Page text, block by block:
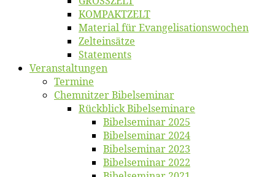
KOMPAKTZELT
Ma­te­ri­al für Evangelisationswochen
Zelt­ein­sät­ze
State­ments
Ver­an­stal­tun­gen
Ter­mi­ne
Chemnit­zer Bibelseminar
Rück­blick Bibelseminare
Bi­bel­se­mi­nar 2025
Bi­bel­se­mi­nar 2024
Bi­bel­se­mi­nar 2023
Bi­bel­se­mi­nar 2022